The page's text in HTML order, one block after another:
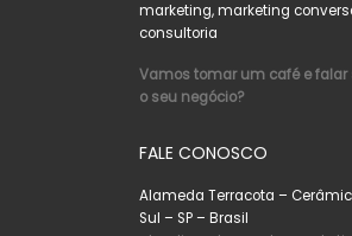
marketing, marketing
consultoria
Vamos tomar um café e falar
o seu negócio?
FALE CONOSCO
Alameda Terracota –
Sul – SP – Brasil